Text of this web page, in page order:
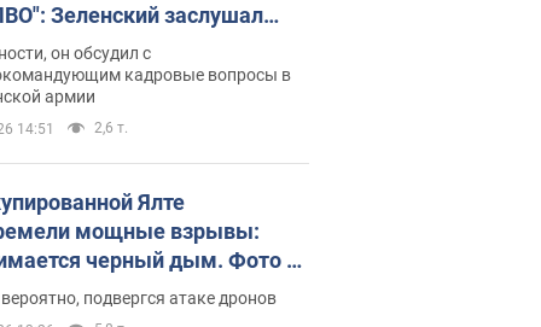
Зеленский заслушал
Драпатого и объявил о
мерах
он обсудил с
кадровые вопросы в
армии
14:51 2,6 т.
Ялте
мощные взрывы:
черный дым. Фото и
подвергся атаке дронов